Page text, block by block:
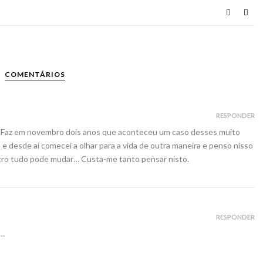
COMENTÁRIOS
em novembro dois anos que aconteceu um caso desses muito
desde aí comecei a olhar para a vida de outra maneira e penso nisso
tudo pode mudar… Custa-me tanto pensar nisto.
RESPONDER
RESPONDER